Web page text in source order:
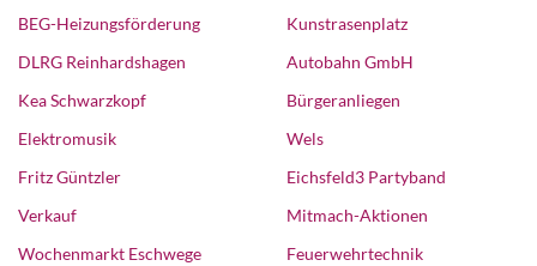
BEG-Heizungsförderung
DLRG Reinhardshagen
Kea Schwarzkopf
Elektromusik
Fritz Güntzler
Verkauf
Wochenmarkt Eschwege
Kunstrasenplatz
Autobahn GmbH
Bürgeranliegen
Wels
Eichsfeld3 Partyband
Mitmach-Aktionen
Feuerwehrtechnik